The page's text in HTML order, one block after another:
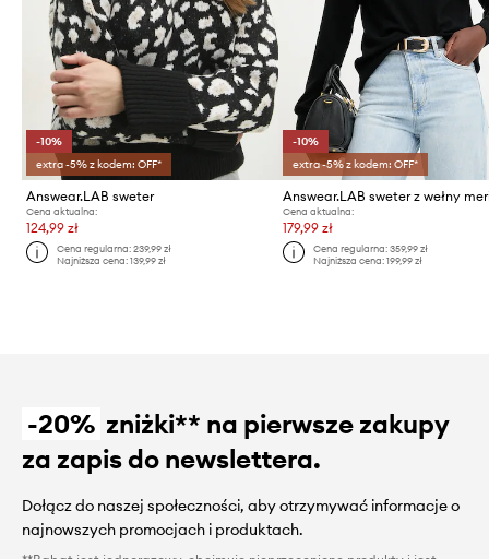
-10%
extra -5% z kodem: OFF*
Answear.LAB sweter
Cena aktualna:
124,99 zł
Cena regularna:239,99 zł
Najniższa cena:139,99 zł
-10%
extra -5% z kodem: OFF*
Answear.LAB sweter z wełny
Cena aktualna:
179,99 zł
Cena regularna: 359,99 zł
Najniższa cena: 199,99 zł
-20% zniżki** na pierwsze zakupy
za zapis do newslettera.
Dołącz do naszej społeczności, aby otrzymywać informacje o
najnowszych promocjach i produktach.